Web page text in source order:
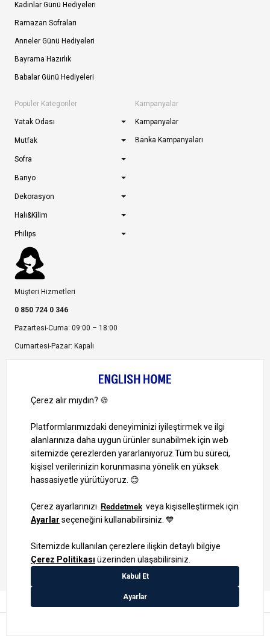
Kadınlar Günü Hediyeleri
Ramazan Sofraları
Anneler Günü Hediyeleri
Bayrama Hazırlık
Babalar Günü Hediyeleri
Popüler Kategoriler
Yatak Odası
Mutfak
Sofra
Banyo
Dekorasyon
Halı&Kilim
Philips
Kampanyalar
Kampanyalar
Banka Kampanyaları
Müşteri Hizmetleri
0 850 724 0 346
Pazartesi-Cuma: 09:00 – 18:00
Cumartesi-Pazar: Kapalı
Ayrıcalıklardan yararlanmak için uygulamamızı indirin.
1000 TL ve Üzeri Alışverişlerinizde Kargo Bedava!
Bilgi Toplum Hizmetleri
KVKK Veri İşleme Politikamız